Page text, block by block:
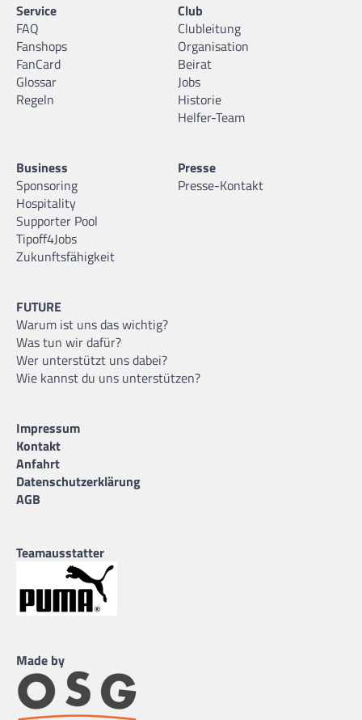
Service
FAQ
Fanshops
FanCard
Glossar
Regeln
Club
Clubleitung
Organisation
Beirat
Jobs
Historie
Helfer-Team
Business
Sponsoring
Hospitality
Supporter Pool
Tipoff4Jobs
Zukunftsfähigkeit
Presse
Presse-Kontakt
FUTURE
Warum ist uns das wichtig?
Was tun wir dafür?
Wer unterstützt uns dabei?
Wie kannst du uns unterstützen?
Impressum
Kontakt
Anfahrt
Datenschutzerklärung
AGB
Teamausstatter
Made by